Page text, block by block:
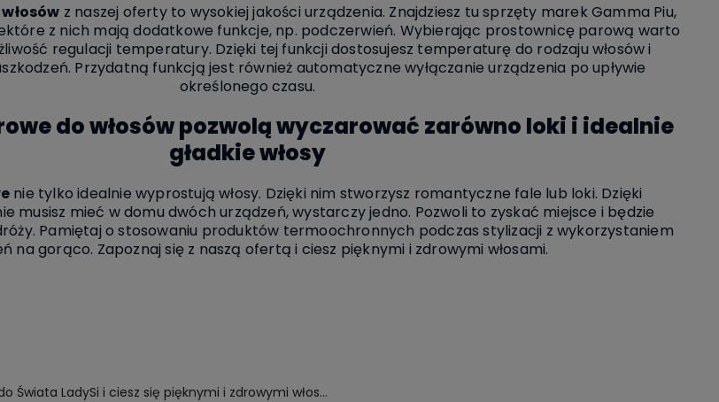
z naszej oferty to wysokiej jakości urządzenia. Znajdziesz tu sprzęty marek Gamma Piu,
z nich mają dodatkowe funkcje, np. podczerwień. Wybierając prostownicę parową warto
regulacji temperatury. Dzięki tej funkcji dostosujesz temperaturę do rodzaju włosów i
Przydatną funkcją jest również automatyczne wyłączanie urządzenia po upływie
określonego czasu.
do włosów pozwolą wyczarować zarówno loki i idealnie
gładkie włosy
nie tylko idealnie wyprostują włosy. Dzięki nim stworzysz romantyczne fale lub loki. Dzięki
musisz mieć w domu dwóch urządzeń, wystarczy jedno. Pozwoli to zyskać miejsce i będzie
Pamiętaj o stosowaniu produktów termoochronnych podczas stylizacji z wykorzystaniem
na gorąco. Zapoznaj się z naszą ofertą i ciesz pięknymi i zdrowymi włosami.
Świata LadySi i ciesz się pięknymi i zdrowymi włosami.